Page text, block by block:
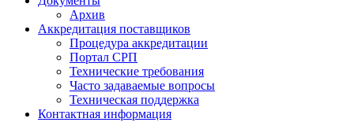
Архив
Аккредитация поставщиков
Процедура аккредитации
Портал СРП
Технические требования
Часто задаваемые вопросы
Техническая поддержка
Контактная информация